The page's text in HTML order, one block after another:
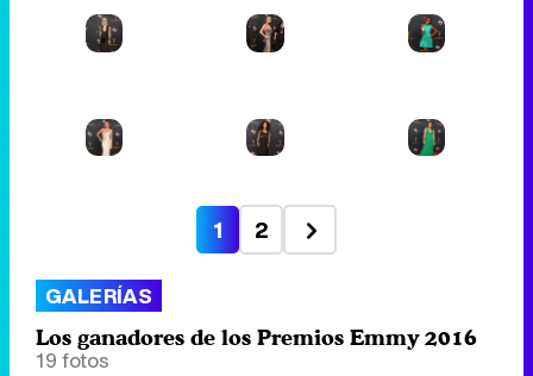
1 2
GALERÍAS
Los ganadores de los Premios Emmy 2016
19 fotos